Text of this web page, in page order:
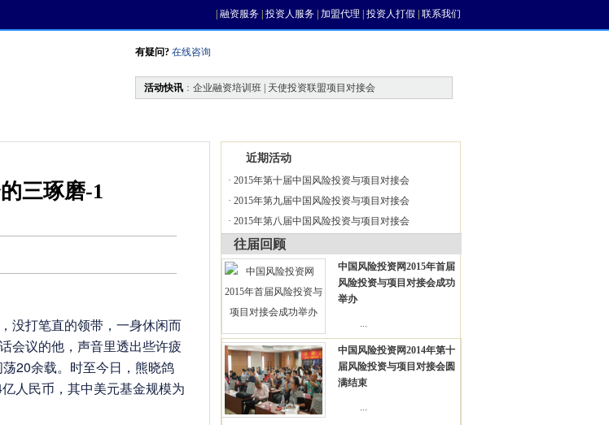
融资服务 投资人服务 加盟代理 投资人打假 联系我们
有疑问? 在线咨询
活动快讯 ： 企业融资培训班 | 天使投资联盟项目对接会
三琢磨-1
没打笔直的领带，一身休闲而
会议的他，声音里透出些许疲
20余载。时至今日，熊晓鸽
人民币，其中美元基金规模为
近期活动
· 2015年第十届中国风险投资与项目对接会
· 2015年第九届中国风险投资与项目对接会
· 2015年第八届中国风险投资与项目对接会
往届回顾
中国风险投资网2015年首届
风险投资与项目对接会成功
举办
...
中国风险投资网2014年第十
届风险投资与项目对接会圆
满结束
...